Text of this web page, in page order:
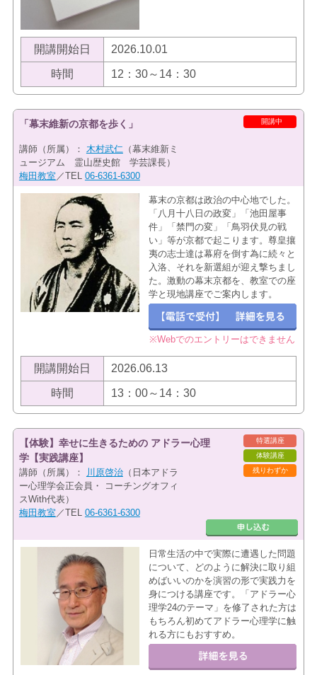
開講開始日 2026.10.01
時間 12：30～14：30
開講中
「幕末維新の京都を歩く」
講師（所属）： 木村武仁（幕末維新ミ
ュージアム 霊山歴史館 学芸課長）
梅田教室 ／TEL 06-6361-6300
幕末の京都は政治の中心地でした。
「八月十八日の政変」「池田屋事
件」「禁門の変」「鳥羽伏見の戦
い」等が京都で起こります。尊皇攘
夷の志士達は幕府を倒す為に続々と
入洛、それを新選組が迎え撃ちまし
た。激動の幕末京都を、教室での座
学と現地講座でご案内します。
※Webでのエントリーはできません
開講開始日 2026.06.13
時間 13：00～14：30
特選講座
体験講座
残りわずか
【体験】幸せに生きるための アドラー心理
学【実践講座】
講師（所属）： 川原啓治（日本アドラ
ー心理学会正会員・ コーチングオフィ
スWith代表）
梅田教室 ／TEL 06-6361-6300
日常生活の中で実際に遭遇した問題
について、どのように解決に取り組
めばいいのかを演習の形で実践力を
身につける講座です。「アドラー心
理学24のテーマ」を修了された方は
もちろん初めてアドラー心理学に触
れる方にもおすすめ。